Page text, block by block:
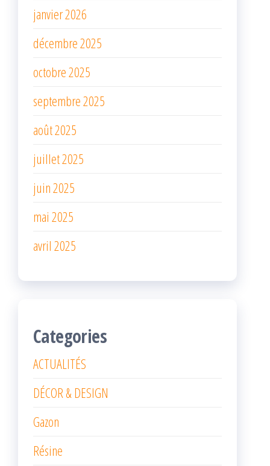
janvier 2026
décembre 2025
octobre 2025
septembre 2025
août 2025
juillet 2025
juin 2025
mai 2025
avril 2025
Categories
ACTUALITÉS
DÉCOR & DESIGN
Gazon
Résine